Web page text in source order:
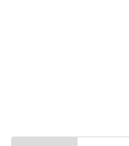
自分の手で作った